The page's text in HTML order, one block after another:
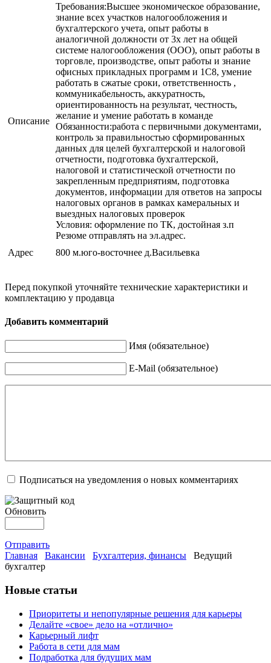
Описание
Требования:Высшее экономическое образование,
знание всех участков налогообложения и
бухгалтерского учета, опыт работы в
аналогичной должности от 3х лет на общей
системе налогообложения (ООО), опыт работы в
торговле, производстве, опыт работы и знание
офисных прикладных программ и 1С8, умение
работать в сжатые сроки, ответственность ,
коммуникабельность, аккуратность,
ориентированность на результат, честность,
желание и умение работать в команде
Обязанности:работа с первичными документами,
контроль за правильностью сформированных
данных для целей бухгалтерской и налоговой
отчетности, подготовка бухгалтерской,
налоговой и статистической отчетности по
закрепленным предприятиям, подготовка
документов, информации для ответов на запросы
налоговых органов в рамках камеральных и
выездных налоговых проверок
Условия: оформление по ТК, достойная з.п
Резюме отправлять на эл.адрес.
Адрес
800 м.юго-восточнее д.Васильевка
Перед покупкой уточняйте технические характеристики и
комплектацию у продавца
Добавить комментарий
Имя (обязательное)
E-Mail (обязательное)
Подписаться на уведомления о новых комментариях
Обновить
Отправить
Главная
Вакансии Бухгалтерия, финансы
Ведущий
бухгалтер
Новые статьи
Приоритеты и непопулярные решения для карьеры
Делайте «свое» дело на «отлично»
Карьерный лифт
Работа в сети для мам
Подработка для будущих мам